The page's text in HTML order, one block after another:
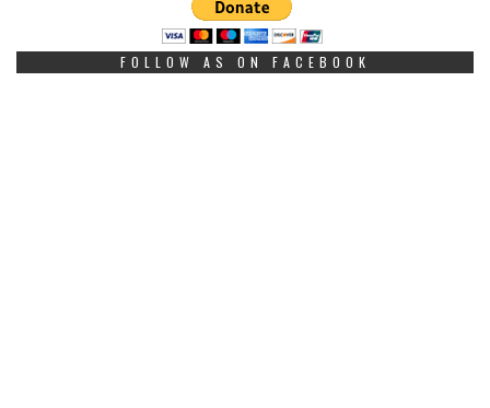
FOLLOW AS ON FACEBOOK